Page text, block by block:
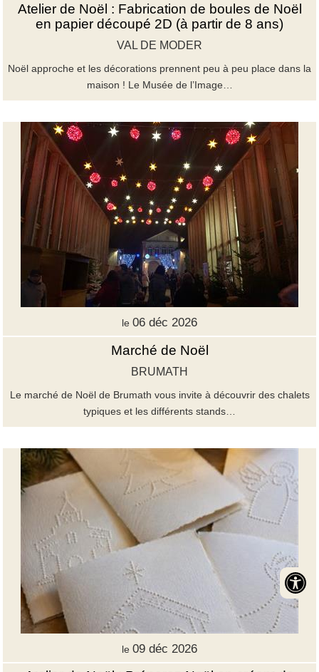
Atelier de Noël : Fabrication de boules de Noël
en papier découpé 2D (à partir de 8 ans)
VAL DE MODER
Noël approche et les décorations prennent peu à peu place dans la
maison ! Le Musée de l’Image…
le 06 déc 2026
Marché de Noël
BRUMATH
Le marché de Noël de Brumath vous invite à découvrir des chalets
typiques et les différents stands…
le 09 déc 2026